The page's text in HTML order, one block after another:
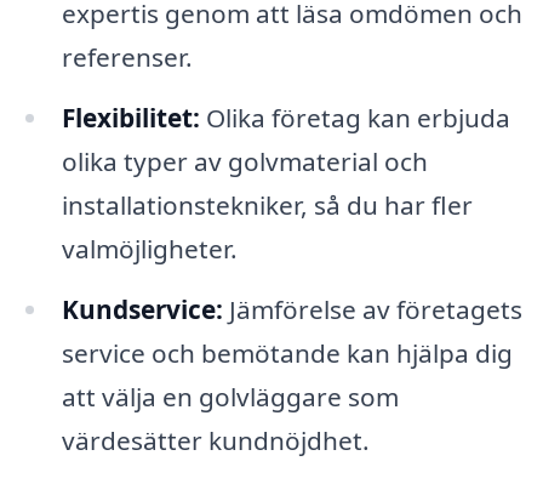
expertis genom att läsa omdömen och
referenser.
Flexibilitet: Olika företag kan erbjuda
olika typer av golvmaterial och
installationstekniker, så du har fler
valmöjligheter.
Kundservice: Jämförelse av företagets
service och bemötande kan hjälpa dig
att välja en golvläggare som
värdesätter kundnöjdhet.